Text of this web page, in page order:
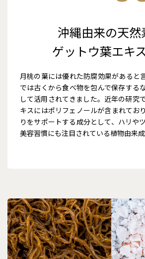
沖縄由来の天然
ゲットウ葉エキ
月桃の葉には優れた防腐効果があると
では古くから食べ物を包んで保存する
して活用されてきました。近年の研究
キスにはポリフェノールが含まれてお
りをサポートする成分として、ハリや
美容習慣にも注目されている植物由来成